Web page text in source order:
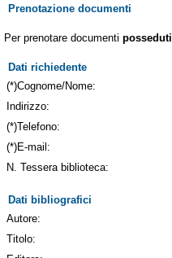
Prenotazione documenti
Per prenotare documenti posseduti
Dati richiedente
(*)Cognome/Nome:
Indirizzo:
(*)Telefono:
(*)E-mail:
N. Tessera biblioteca:
Dati bibliografici
Autore:
Titolo: